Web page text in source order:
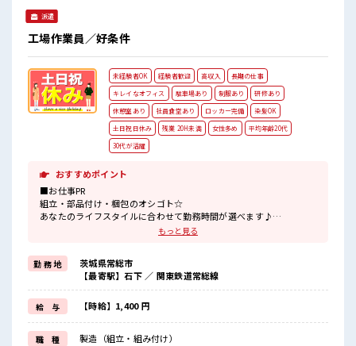
派遣
工場作業員／好条件
未経験者OK 経験者歓迎 高収入
長期の仕事
キレイなオフィス
駐車場あり 制服あり
研修あり
休憩室あり
社員食堂あり ロッカー完備
染髪OK
土日祝日休み
残業 20H未満 女性多め
平均年齢20代
30代が活躍
おすすめポイント
■お仕事PR
組立・部品付け・梱包のオシゴト☆
あなたのライフスタイルに合わせて勤務時間が選べます♪
休日は「土日祝休み&大型連休あり」！
明るすぎたり奇抜すぎはNGですが基本的に髪型自由でOK(詳しくは
担当へ)☆
制服アリなのでナニ着ていこうか朝の悩みが解消♪
制服通勤OK！
最初は誰でも未経験スタート！
イチからスキルUP・ステップUPしていきましょう♪
一息つける休憩スペースもあります！
もっと見る
勤 務 地
茨城県常総市
【最寄駅】石下 ／ 関東鉄道常総線
給 与 【時給】1,400 円
職 種 製造（組立・組み付け）